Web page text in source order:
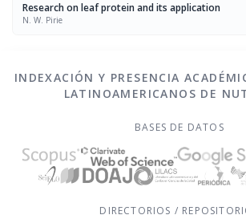
Research on leaf protein and its application
N. W. Pirie
INDEXACIÓN Y PRESENCIA
LATINOAMERICANOS DE
BASES DE DATOS
DIRECTORIOS /